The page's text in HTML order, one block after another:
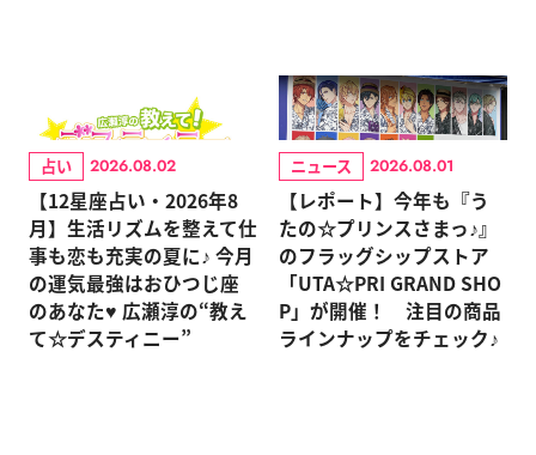
占い 2026.08.02
【12星座占い・2026年8
月】生活リズムを整えて仕
事も恋も充実の夏に♪ 今月
の運気最強はおひつじ座
のあなた♥ 広瀬淳の“教え
て☆デスティニー”
ニュース 2026.08.01
【レポート】今年も『う
たの☆プリンスさまっ♪』
のフラッグシップストア
「UTA☆PRI GRAND SHO
P」が開催！ 注目の商品
ラインナップをチェック♪